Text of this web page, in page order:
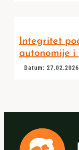
Integritet
autonomije i
Datum: